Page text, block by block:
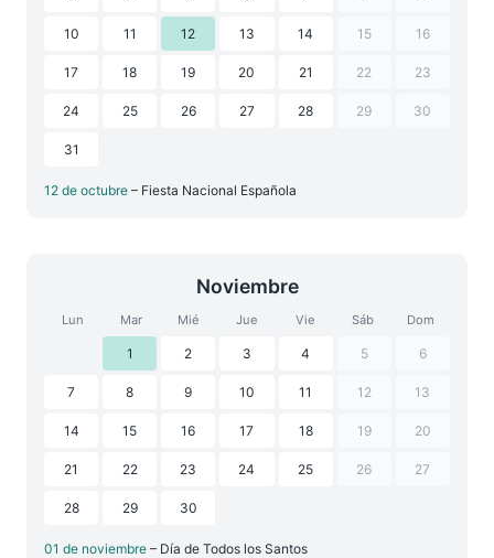
10 11 12 13 14 15 16
17 18 19 20 21 22 23
24 25 26 27 28 29 30
31
12 de octubre – Fiesta Nacional Española
Noviembre
Lun Mar Mié Jue Vie Sáb Dom
1 2 3 4 5 6
7 8 9 10 11 12 13
14 15 16 17 18 19 20
21 22 23 24 25 26 27
28 29 30
01 de noviembre – Día de Todos los Santos